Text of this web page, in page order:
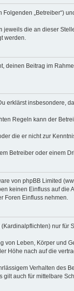
„Betreiber“)
jeweils die an dieser
werden.
deinen Beitrag im
erklärst insbesondere,
Regeln kann der
die er nicht zur
Betreiber oder einem
von phpBB Limited
keinen Einfluss auf die
Foren Einfluss nehmen.
nur für
von Leben, Körper und
Höhe nach auf die
Verhalten des
auch für mittelbare